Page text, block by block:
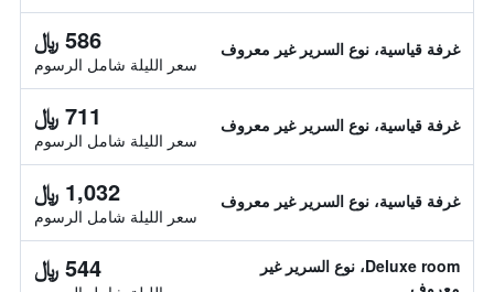
غرفة قياسية، نوع السرير غير معروف 586 ﷼
سعر الليلة شامل الرسوم
غرفة قياسية، نوع السرير غير معروف 711 ﷼
سعر الليلة شامل الرسوم
غرفة قياسية، نوع السرير غير معروف 1,032 ﷼
سعر الليلة شامل الرسوم
Deluxe room، نوع السرير غير
معروف
544 ﷼